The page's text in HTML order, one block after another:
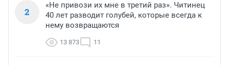
2
«Не привози их мне в третий раз». Читинец
40 лет разводит голубей, которые всегда к
нему возвращаются
13 873 11